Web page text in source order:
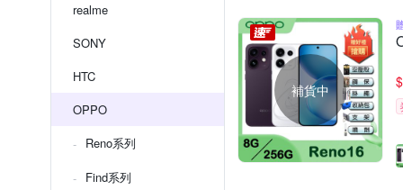
realme
SONY
HTC
OPPO
Reno系列
Find系列
補貨中 $